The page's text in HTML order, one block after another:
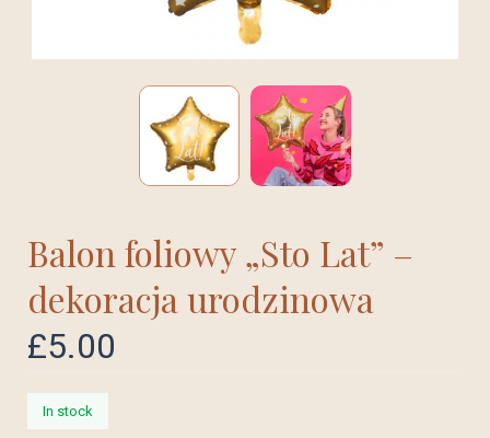
Balon foliowy „Sto Lat” –
dekoracja urodzinowa
£5.00
In stock